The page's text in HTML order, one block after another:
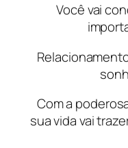
Você vai
Com a
sua vida vai